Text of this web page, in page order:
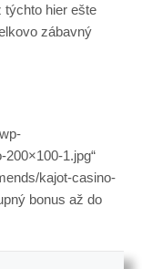
týchto hier ešte
zábavný
1.jpg“
kajot-casino-
bonus až do